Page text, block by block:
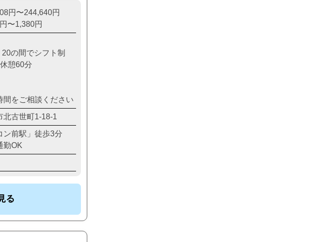
円〜244,640円
〜1,380円
の間でシフト制
憩60分
間をご相談ください
北古世町1-18-1
ン前駅」徒歩3分
勤OK
る